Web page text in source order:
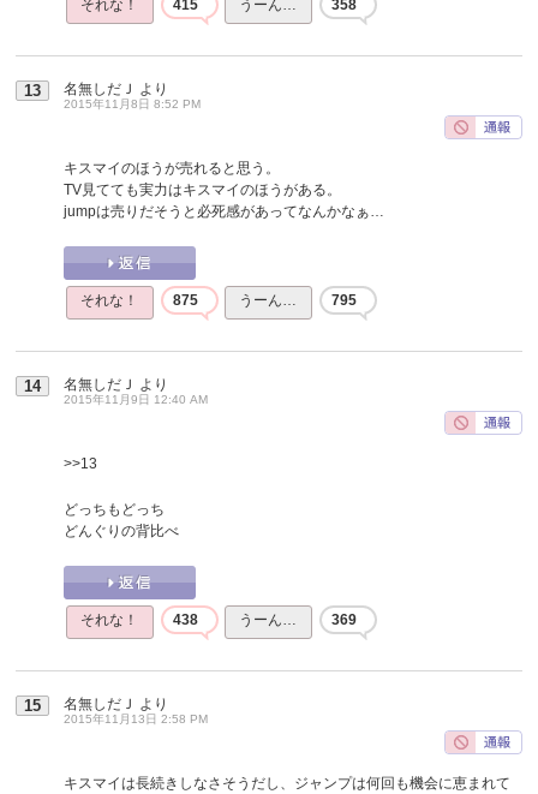
それな！ 415 うーん… 358
13 名無しだＪ より
2015年11月8日 8:52 PM
キスマイのほうが売れると思う。
TV見てても実力はキスマイのほうがある。
jumpは売りだそうと必死感があってなんかなぁ…
それな！ 875 うーん… 795
14 名無しだＪ より
2015年11月9日 12:40 AM
>>13
どっちもどっち
どんぐりの背比べ
それな！ 438 うーん… 369
15 名無しだＪ より
2015年11月13日 2:58 PM
キスマイは長続きしなさそうだし、ジャンプは何回も機会に恵まれて